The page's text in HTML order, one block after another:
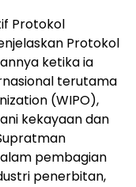
Protokol
Protokol
ketika ia
terutama
(WIPO),
kekayaan dan
pembagian
penerbitan,